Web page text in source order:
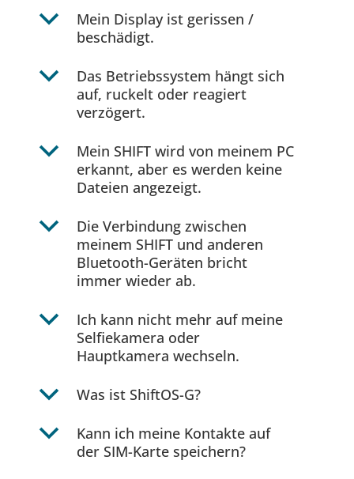
b
Mein Display ist gerissen /
beschädigt.
b
Das Betriebssystem hängt sich
auf, ruckelt oder reagiert
verzögert.
b
Mein SHIFT wird von meinem PC
erkannt, aber es werden keine
Dateien angezeigt.
b
Die Verbindung zwischen
meinem SHIFT und anderen
Bluetooth-Geräten bricht
immer wieder ab.
b
Ich kann nicht mehr auf meine
Selfiekamera oder
Hauptkamera wechseln.
b Was ist ShiftOS-G?
b
Kann ich meine Kontakte auf
der SIM-Karte speichern?